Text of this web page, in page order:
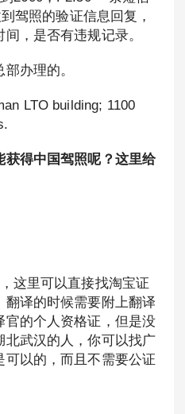
驾照的验证信息回复，
，是否有违规记录。
办理的。
LTO building; 1100
获得中国驾照呢？这里给
这里可以直接找淘宝证
译的时候需要附上翻译
官的个人资格证，但是没
北武汉的人，你可以找广
可以的，而且不需要公证